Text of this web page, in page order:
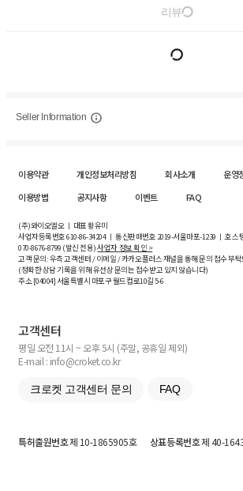
리뷰
Seller Information
이용약관 개인정보처리방침 회사소개
운영
이용방법
공지사항 이벤트 FAQ
(주)와이오엘오 ㅣ 대표 황유미
사업자등록번호610-86-34204ㅣ 통신판매번호 2019-서울마포-1239 ㅣ 호스
070-8676-8799 (발신 전용)사업자 정보 확인 >
고객 문의: 우측 고객센터 / 이메일 / 카카오플러스 채널을 통해 문의 접수 부
(정확한 상담 기록을 위해 유선상 문의는 접수받고 있지 않습니다)
주소 [04004] 서울특별시 마포구 월드컵로10길5-6
고객센터
평일 오전 11시 ~ 오후 5시 (주말, 공휴일 제외)
E-mail : info@croket.co.kr
크로켓 고객센터 문의 FAQ
특허출원번호제 10-1865905호 상표등록번호제 40-